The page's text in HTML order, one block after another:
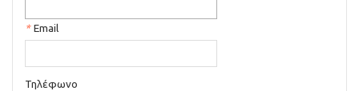
* Email
Τηλέφωνο